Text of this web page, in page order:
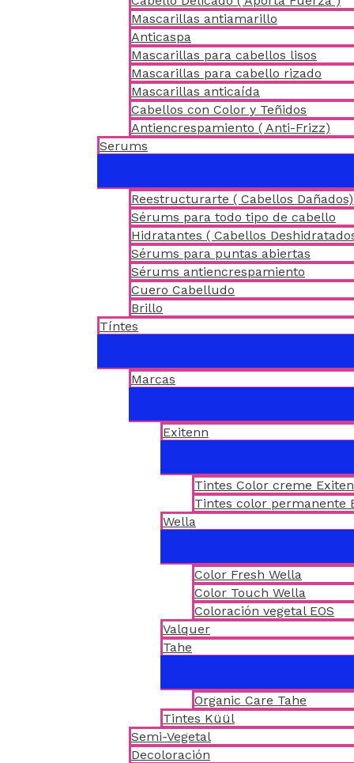
Mascarillas antiamarillo
Anticaspa
Mascarillas para cabellos lisos
Mascarillas para cabello rizado
Mascarillas anticaída
Cabellos con Color y Teñidos
Antiencrespamiento ( Anti-Frizz)
Serums
Reestructurarte ( Cabellos Dañados)
Sérums para todo tipo de cabello
Hidratantes ( Cabellos
Sérums para puntas abiertas
Sérums antiencrespamiento
Cuero Cabelludo
Brillo
Tíntes
Marcas
Exitenn
Tintes Color creme
Tintes color permanente
Wella
Color Fresh Wella
Color Touch Wella
Coloración vegetal EOS
Valquer
Tahe
Organic Care Tahe
Tintes Küül
Semi-Vegetal
Decoloración